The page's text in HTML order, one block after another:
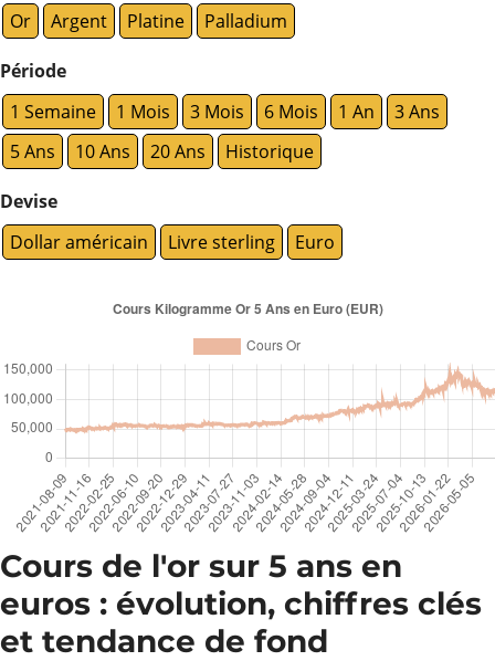
Or
Argent Platine Palladium
Période
1 Semaine
1 Mois 3 Mois 6 Mois 1 An
3 Ans
5 Ans
10 Ans 20 Ans Historique
Devise
Dollar américain
Livre sterling Euro
Cours de l'or sur 5 ans en
euros : évolution, chiffres clés
et tendance de fond